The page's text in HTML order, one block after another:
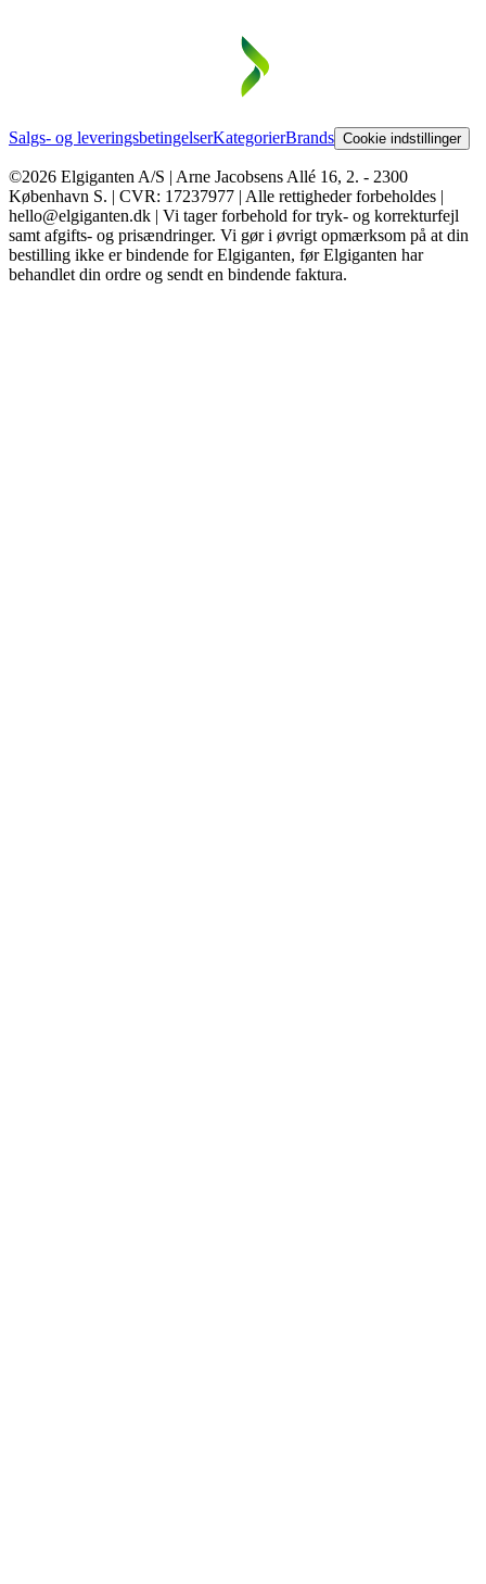
Salgs- og leveringsbetingelserKategorierBrands Cookie indstillinger
©2026 Elgiganten A/S | Arne Jacobsens Allé 16, 2. - 2300
København S. | CVR: 17237977 | Alle rettigheder forbeholdes |
hello@elgiganten.dk | Vi tager forbehold for tryk- og korrekturfejl
samt afgifts- og prisændringer. Vi gør i øvrigt opmærksom på at din
bestilling ikke er bindende for Elgiganten, før Elgiganten har
behandlet din ordre og sendt en bindende faktura.